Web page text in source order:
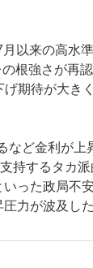
以来の高水
根強さが再
期待が大き
など金利が上
持するタカ
った政局不
力が波及した